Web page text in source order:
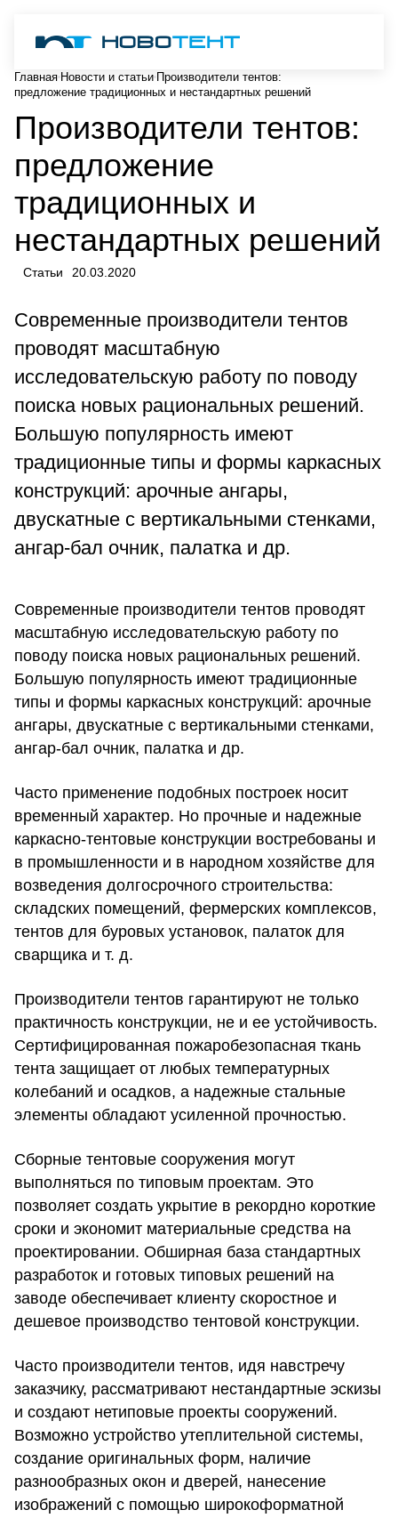
Главная Новости и статьи Производители тентов:
предложение традиционных и нестандартных решений
Производители тентов:
предложение
традиционных и
нестандартных решений
Статьи 20.03.2020
Современные производители тентов
проводят масштабную
исследовательскую работу по поводу
поиска новых рациональных решений.
Большую популярность имеют
традиционные типы и формы каркасных
конструкций: арочные ангары,
двускатные с вертикальными стенками,
ангар-бал очник, палатка и др.
Современные производители тентов проводят
масштабную исследовательскую работу по
поводу поиска новых рациональных решений.
Большую популярность имеют традиционные
типы и формы каркасных конструкций: арочные
ангары, двускатные с вертикальными стенками,
ангар-бал очник, палатка и др.
Часто применение подобных построек носит
временный характер. Но прочные и надежные
каркасно-тентовые конструкции востребованы и
в промышленности и в народном хозяйстве для
возведения долгосрочного строительства:
складских помещений, фермерских комплексов,
тентов для буровых установок, палаток для
сварщика и т. д.
Производители тентов гарантируют не только
практичность конструкции, не и ее устойчивость.
Сертифицированная пожаробезопасная ткань
тента защищает от любых температурных
колебаний и осадков, а надежные стальные
элементы обладают усиленной прочностью.
Сборные тентовые сооружения могут
выполняться по типовым проектам. Это
позволяет создать укрытие в рекордно короткие
сроки и экономит материальные средства на
проектировании. Обширная база стандартных
разработок и готовых типовых решений на
заводе обеспечивает клиенту скоростное и
дешевое производство тентовой конструкции.
Часто производители тентов, идя навстречу
заказчику, рассматривают нестандартные эскизы
и создают нетиповые проекты сооружений.
Возможно устройство утеплительной системы,
создание оригинальных форм, наличие
разнообразных окон и дверей, нанесение
изображений с помощью широкоформатной